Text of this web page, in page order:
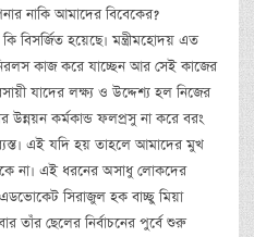
নাকি আমাদের বিবেকের?
বিসর্জিত হয়েছে। মন্ত্রীমহোদয় এত
কাজ করে যাচ্ছেন আর সেই কাজের
যাদের লক্ষ্য ও উদ্দেশ্য হল নিজের
কর্মকান্ড ফলপ্রসু না করে বরং
এই যদি হয় তাহলে আমাদের মুখ
না। এই ধরনের অসাধু লোকদের
সিরাজুল হক বাচ্ছু মিয়া
তাঁর ছেলের নির্বাচনের পুর্বে শুরু